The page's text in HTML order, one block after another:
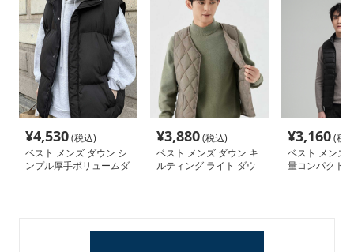
¥4,530(税込)
ベスト メンズ ダウン シ
ンプル厚手ボリュームダ
¥3,880(税込)
ベスト メンズ ダウン キ
ルティング ライト ダウ
¥3,160(税
ベスト メンズ
量コンパクト